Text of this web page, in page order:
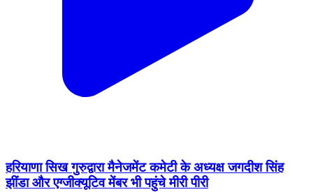
हरियाणा सिख गुरुद्वारा मैनेजमेंट कमेटी के अध्यक्ष जगदीश सिंह
झींडा और एग्जीक्यूटिव मेंबर भी पहुंचे मीरी पीरी